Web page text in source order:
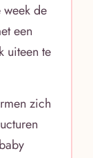
de
een
uiteen te
zich